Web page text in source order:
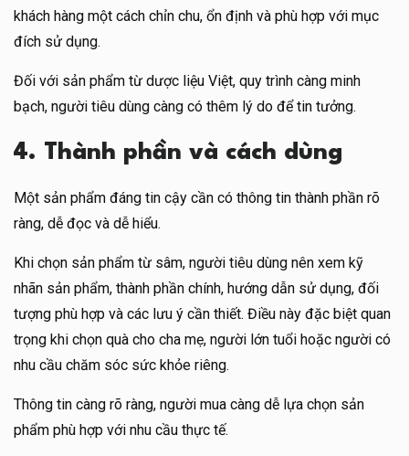
khách hàng một cách chỉn chu, ổn định và phù hợp với mục
đích sử dụng.
Đối với sản phẩm từ dược liệu Việt, quy trình càng minh
bạch, người tiêu dùng càng có thêm lý do để tin tưởng.
4. Thành phần và cách dùng
Một sản phẩm đáng tin cậy cần có thông tin thành phần rõ
ràng, dễ đọc và dễ hiểu.
Khi chọn sản phẩm từ sâm, người tiêu dùng nên xem kỹ
nhãn sản phẩm, thành phần chính, hướng dẫn sử dụng, đối
tượng phù hợp và các lưu ý cần thiết. Điều này đặc biệt quan
trọng khi chọn quà cho cha mẹ, người lớn tuổi hoặc người có
nhu cầu chăm sóc sức khỏe riêng.
Thông tin càng rõ ràng, người mua càng dễ lựa chọn sản
phẩm phù hợp với nhu cầu thực tế.